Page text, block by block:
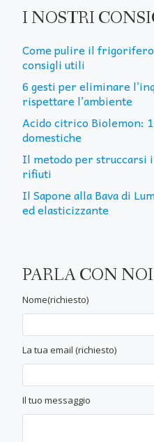
I NOSTRI
Come pulire il
consigli utili
6 gesti per eliminare
rispettare l’ambiente
Acido citrico Biolemon:
domestiche
Il metodo per struccarsi
rifiuti
Il Sapone alla Bava di
ed elasticizzante
PARLA CON NOI
Nome(richiesto)
La tua email (richiesto)
Il tuo messaggio